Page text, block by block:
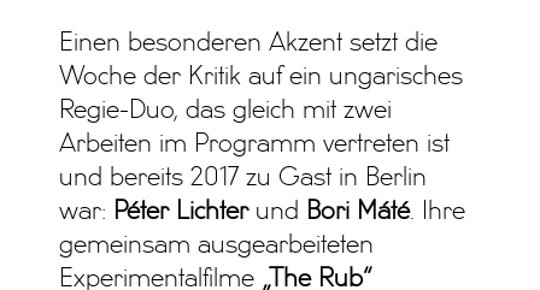
Einen besonderen Akzent setzt die
Woche der Kritik auf ein ungarisches
Regie-Duo, das gleich mit zwei
Arbeiten im Programm vertreten ist
und bereits 2017 zu Gast in Berlin
war: Péter Lichterund Bori Máté. Ihre
gemeinsam ausgearbeiteten
Experimentalfilme „The Rub“